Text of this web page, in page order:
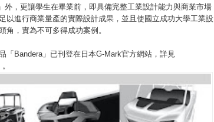
外，更讓學生在畢業前，即具備完整工業設計能力與商業市場
以進行商業量產的實際設計成果，並且使國立成功大學工業設
角，實為不可多得成功案例。
「Bandera」已刊登在日本G-Mark官方網站，詳見
。